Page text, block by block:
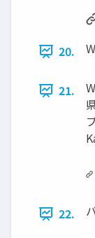
20.
21.
22.